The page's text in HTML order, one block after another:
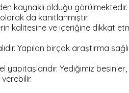
kaynaklı olduğu
da kanıtlanmıştır.
kalitesine ve içeriğine dikkat
Yapılan birçok araştırma
Yediğimiz